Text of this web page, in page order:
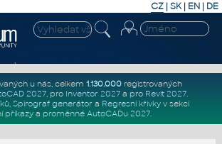
CZ | SK| EN | DE
u nás, celkem 1.130.000registrovaných
2027, pro Inventor 2027a pro Revit 2027.
, Spirograf generátor a Regresní křivkyv sekci
příkazya proměnné AutoCADu 2027.